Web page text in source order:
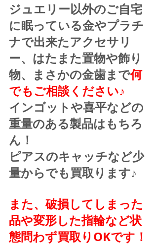
ジュエリー以外のご自宅
に眠っている金やプラチ
ナで出来たアクセサリ
ー、はたまた置物や飾り
物、まさかの金歯まで何
でもご相談ください♪
インゴットや喜平などの
重量のある製品はもちろ
ん！
ピアスのキャッチなど少
量からでも買取ります♪
また、破損してしまった
品や変形した指輪など状
態問わず買取りOKです！